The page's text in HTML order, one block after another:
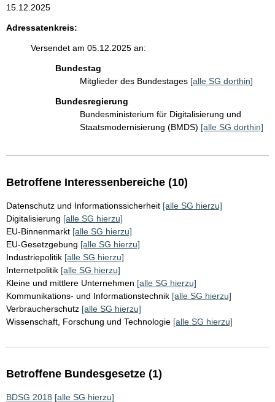
15.12.2025
Adressatenkreis:
Versendet am 05.12.2025 an:
Bundestag
Mitglieder des Bundestages [alle SG dorthin]
Bundesregierung
Bundesministerium für Digitalisierung und
Staatsmodernisierung (BMDS) [alle SG dorthin]
Betroffene Interessenbereiche (10)
Datenschutz und Informationssicherheit [alle SG hierzu]
Digitalisierung [alle SG hierzu]
EU-Binnenmarkt [alle SG hierzu]
EU-Gesetzgebung [alle SG hierzu]
Industriepolitik [alle SG hierzu]
Internetpolitik [alle SG hierzu]
Kleine und mittlere Unternehmen [alle SG hierzu]
Kommunikations- und Informationstechnik [alle SG hierzu]
Verbraucherschutz [alle SG hierzu]
Wissenschaft, Forschung und Technologie [alle SG hierzu]
Betroffene Bundesgesetze (1)
BDSG 2018 [alle SG hierzu]